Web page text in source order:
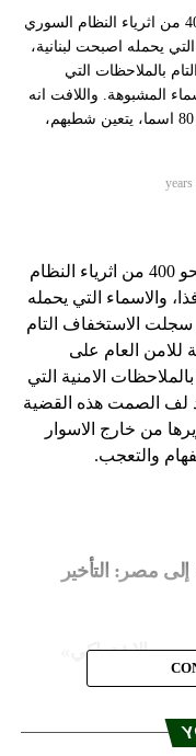
بيروت: مرسوم منح الجنسية اللبنانية لنحو 400 من اثرياء النظام السوري
يحمله اصبحت لبنانية،
بالملاحظات التي
المشبوهة. واللافت انه
لم يؤخذ بالملاحظات الامنية التي شملت نحو 80 اسما، يتعين شطبهم،
بيروت: مرسوم منح الجنسية اللبنانية لنحو 400 من اثرياء النظام
والاسماء التي يحمله
سجلت الاستخفاف التام
للامن العام على
الامنية التي
وقد لف الصمت هذه القضية
من خارج الاسوار
والتعجب.
مصر: التأخير
بين «الاشتراكي»